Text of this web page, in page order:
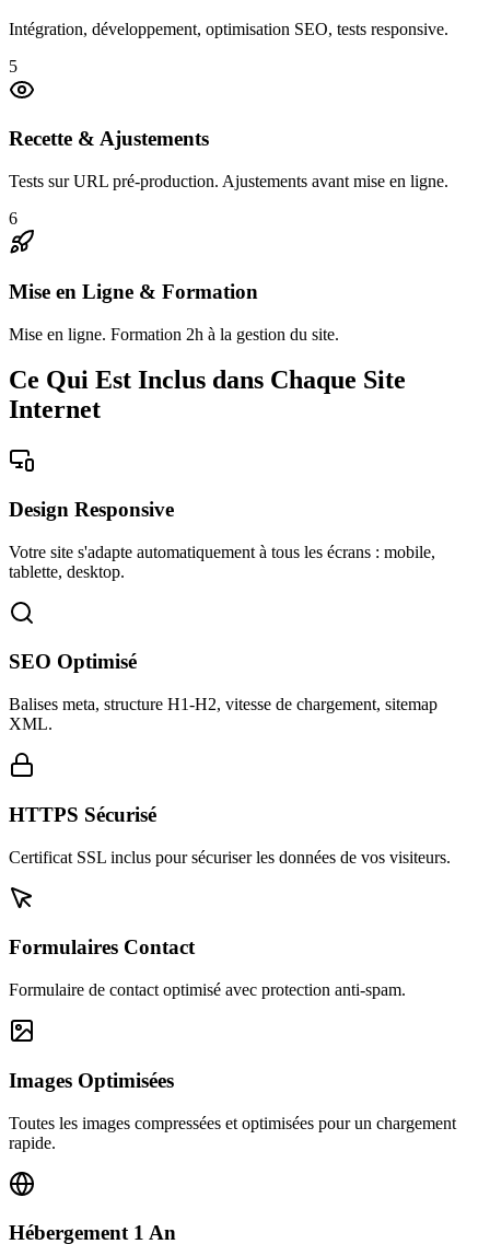
Intégration, développement, optimisation SEO, tests responsive.
5
Recette & Ajustements
Tests sur URL pré-production. Ajustements avant mise en ligne.
6
Mise en Ligne & Formation
Mise en ligne. Formation 2h à la gestion du site.
Ce Qui Est Inclus dans Chaque Site
Internet
Design Responsive
Votre site s'adapte automatiquement à tous les écrans : mobile,
tablette, desktop.
SEO Optimisé
Balises meta, structure H1-H2, vitesse de chargement, sitemap
XML.
HTTPS Sécurisé
Certificat SSL inclus pour sécuriser les données de vos visiteurs.
Formulaires Contact
Formulaire de contact optimisé avec protection anti-spam.
Images Optimisées
Toutes les images compressées et optimisées pour un chargement
rapide.
Hébergement 1 An